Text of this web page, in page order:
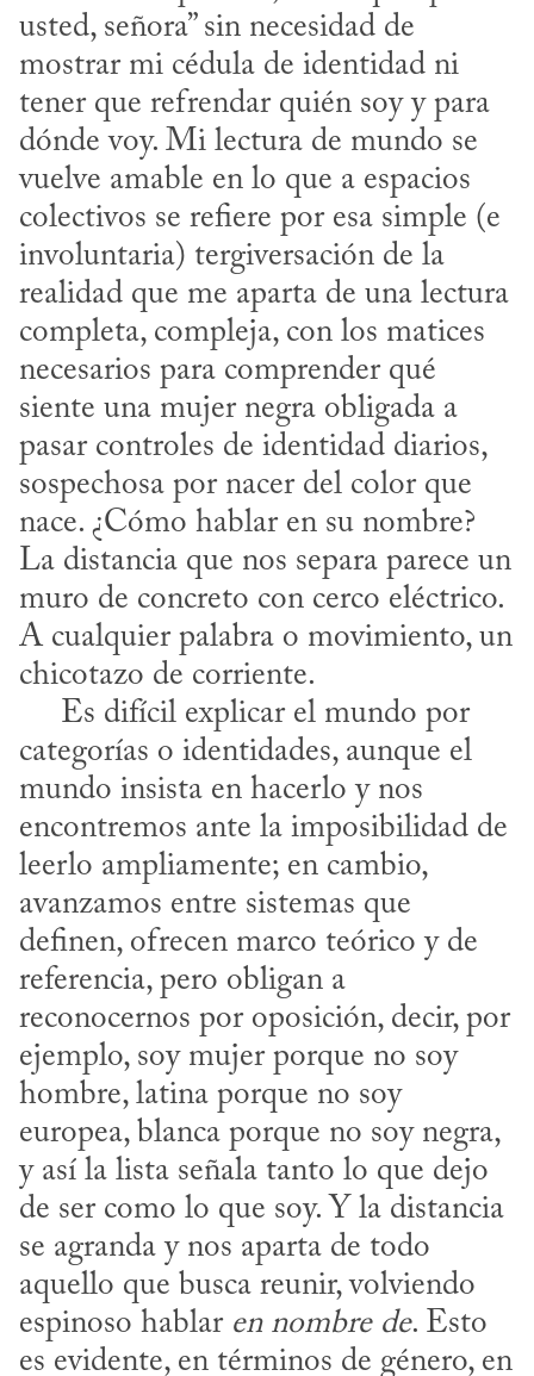
usted, señora” sin necesidad de
mostrar mi cédula de identidad ni
tener que refrendar quién soy y para
dónde voy. Mi lectura de mundo se
vuelve amable en lo que a espacios
colectivos se refiere por esa simple (e
involuntaria) tergiversación de la
realidad que me aparta de una lectura
completa, compleja, con los matices
necesarios para comprender qué
siente una mujer negra obligada a
pasar controles de identidad diarios,
sospechosa por nacer del color que
nace. ¿Cómo hablar en su nombre?
La distancia que nos separa parece un
muro de concreto con cerco eléctrico.
A cualquier palabra o movimiento, un
chicotazo de corriente.
categorías o identidades, aunque el
mundo insista en hacerlo y nos
encontremos ante la imposibilidad de
leerlo ampliamente; en cambio,
avanzamos entre sistemas que
definen, ofrecen marco teórico y de
referencia, pero obligan a
reconocernos por oposición, decir, por
ejemplo, soy mujer porque no soy
hombre, latina porque no soy
europea, blanca porque no soy negra,
y así la lista señala tanto lo que dejo
de ser como lo que soy. Y la distancia
se agranda y nos aparta de todo
aquello que busca reunir, volviendo
espinoso hablar en nombre de. Esto
es evidente, en términos de género, en